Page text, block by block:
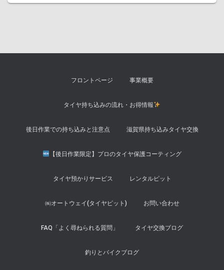
フロントページ 事業概要
タイヤ持ち込みの流れ・お得情報
後日作業での持ち込みと注意点 滋賀県持ち込みタイヤ交換
【後日作業限定】プロのタイヤ保護コーティング
タイヤ預かりサービス レンタルピット
㈱オートウェイ(タイヤピット) お問い合わせ
FAQ「よく尋ねられる質問」 タイヤ交換ブログ
釣りとバイクブログ